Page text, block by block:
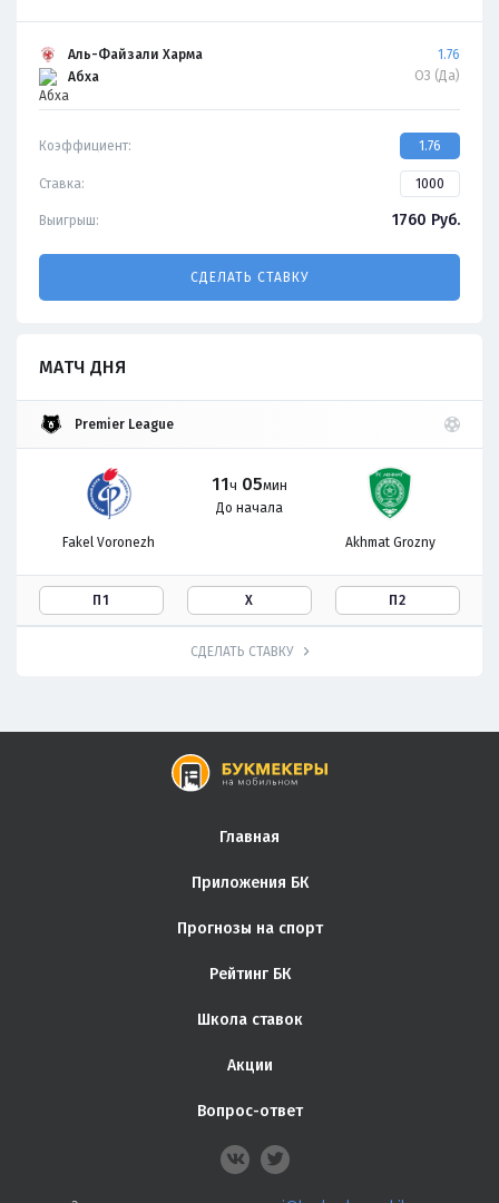
Аль-Файзали Харма
Абха
1.76
ОЗ (Да)
Коэффициент: 1.76
Ставка:
Выигрыш: 1760 Руб.
СДЕЛАТЬ СТАВКУ
МАТЧ ДНЯ
Premier League
Fakel Voronezh
11ч 05мин
До начала
Akhmat Grozny
П1 Х П2
СДЕЛАТЬ СТАВКУ
Главная
Приложения БК
Прогнозы на спорт
Рейтинг БК
Школа ставок
Акции
Вопрос-ответ